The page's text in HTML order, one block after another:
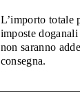
L’importo totale
imposte
non saranno
consegna.